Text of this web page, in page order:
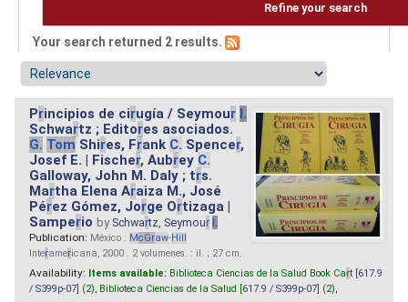
Refine your search
Your search returned 2 results.
Principios de cirugía / Seymour I.
Schwartz ; Editores asociados.
G. Tom Shires, Frank C. Spencer,
Josef E. | Fischer, Aubrey C.
Galloway, John M. Daly ; trs.
Martha Elena Araiza M., José
Pérez Gómez, Jorge Ortizaga |
Samperio by Schwartz, Seymour I.
Publication: México : McGraw-Hill
Interamericana, 2000 . 2 volumenes. : il. ; 27 cm.
Availability: Items available: Biblioteca Ciencias de la Salud Book Cart [ 617.9
/ S399p-07 ] (2), Biblioteca Ciencias de la Salud [ 617.9 / S399p-07 ] (2),